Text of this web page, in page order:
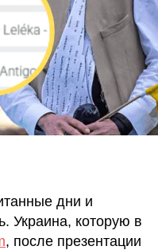
дни и
Украина, которую в
, после презентации